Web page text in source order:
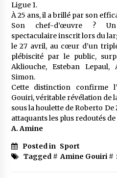
candidatures au
meilleur prêche
2 semaines
Droit à
retraite : Coup
sensibilisation
Lancement
sensibilisation
informel
Première voiture
fabriquée
Ligue 1.
À 25 ans, il a brillé par son
Son chef-d’œuvre ?
spectaculaire inscrit lors du
le 27 avril, au cœur d’un
plébiscité par le public,
Akliouche, Esteban
Simon.
Cette distinction confirme
Gouiri, véritable révélation de
sous la houlette de Roberto De
attaquants les plus redoutés de
A. Amine
Posted in Sport
Tagged # Amine Gouiri#